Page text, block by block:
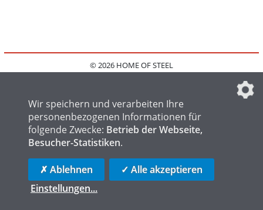
© 2026 HOME OF STEEL
IMPRESSUM
FAQ
DATENSCHUTZEINSTELLUNGEN
HOME OF LOGISTICS
Wir speichern und verarbeiten Ihre
personenbezogenen Informationen für
folgende Zwecke: Betrieb der Webseite,
Besucher-Statistiken.
✗ Ablehnen
✓ Alle akzeptieren
Einstellungen...